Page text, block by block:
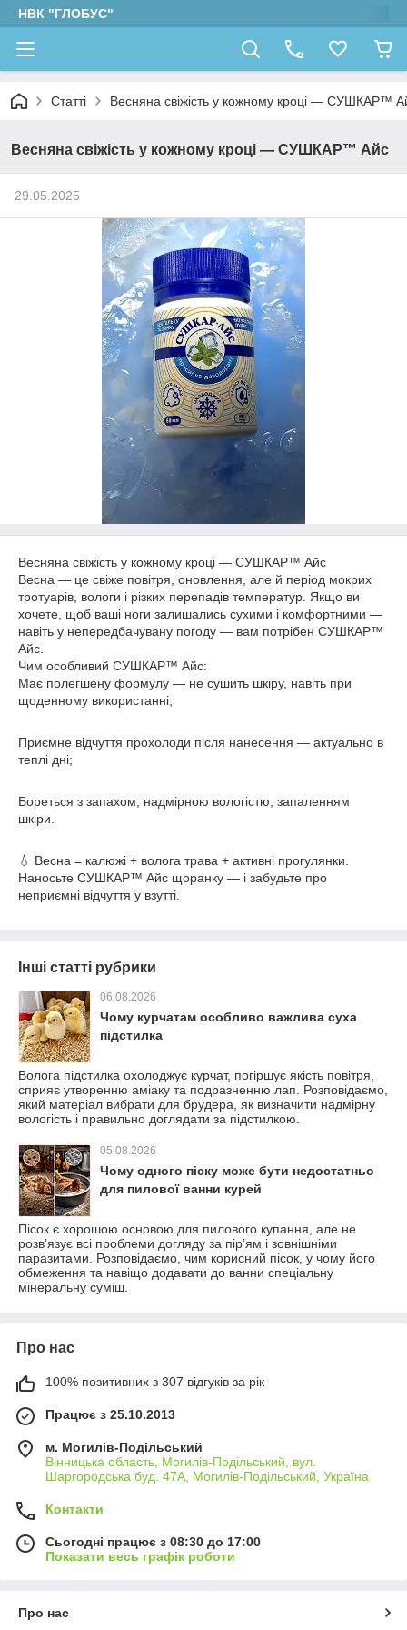
НВК "ГЛОБУС"
Статті Весняна свіжість у кожному кроці — СУШКАР™
Весняна свіжість у кожному кроці — СУШКАР™ Айс
29.05.2025
Весняна свіжість у кожному кроці — СУШКАР™ Айс
Весна — це свіже повітря, оновлення, але й період мокрих
тротуарів, вологи і різких перепадів температур. Якщо ви
хочете, щоб ваші ноги залишались сухими і комфортними —
навіть у непередбачувану погоду — вам потрібен СУШКАР™
Айс.
Чим особливий СУШКАР™ Айс:
Має полегшену формулу — не сушить шкіру, навіть при
щоденному використанні;
Приємне відчуття прохолоди після нанесення — актуально в
теплі дні;
Бореться з запахом, надмірною вологістю, запаленням
шкіри.
💧 Весна = калюжі + волога трава + активні прогулянки.
Наносьте СУШКАР™ Айс щоранку — і забудьте про
неприємні відчуття у взутті.
Інші статті рубрики
06.08.2026
Чому курчатам особливо важлива суха
підстилка
Волога підстилка охолоджує курчат, погіршує якість повітря,
сприяє утворенню аміаку та подразненню лап. Розповідаємо,
який матеріал вибрати для брудера, як визначити надмірну
вологість і правильно доглядати за підстилкою.
05.08.2026
Чому одного піску може бути недостатньо
для пилової ванни курей
Пісок є хорошою основою для пилового купання, але не
розв’язує всі проблеми догляду за пір’ям і зовнішніми
паразитами. Розповідаємо, чим корисний пісок, у чому його
обмеження та навіщо додавати до ванни спеціальну
мінеральну суміш.
Про нас
100% позитивних з 307 відгуків за рік
Працює з 25.10.2013
м. Могилів-Подільський
Вінницька область, Могилів-Подільський, вул.
Шаргородська буд. 47А, Могилів-Подільський, Україна
Контакти
Сьогодні працює з 08:30 до 17:00
Показати весь графік роботи
Про нас